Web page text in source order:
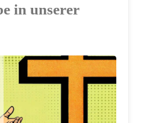
in unserer